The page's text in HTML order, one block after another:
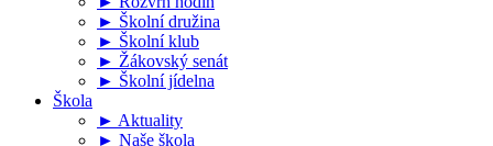
► Školní družina
► Školní klub
► Žákovský senát
► Školní jídelna
Škola
► Aktuality
► Naše škola